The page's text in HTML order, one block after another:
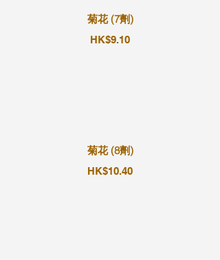
菊花 (7劑)
HK$9.10
菊花 (8劑)
HK$10.40